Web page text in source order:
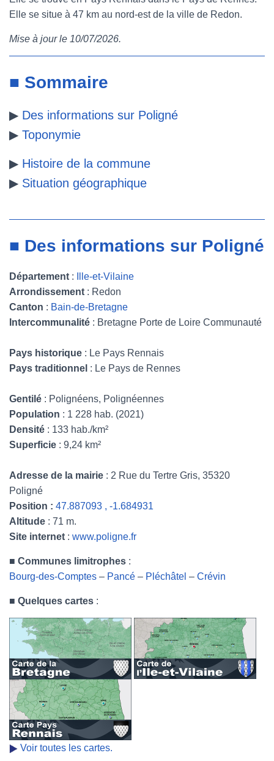
e
b
o
k
t
t
r
t
e
e
s
b
Elle se situe à 47 km au nord-est de la ville de Redon.
Mise à jour le 10/07/2026.
■ Sommaire
▶ Des informations sur Poligné
▶ Toponymie
▶ Histoire de la commune
▶ Situation géographique
■ Des informations sur Poligné
Département :
Ille-et-Vilaine
Arrondissement : Redon
Canton : Bain-de-Bretagne
Intercommunalité : Bretagne Porte de Loire Communauté
Pays historique : Le Pays Rennais
Pays traditionnel : Le Pays de Rennes
Gentilé : Polignéens, Polignéennes
Population : 1 228 hab. (2021)
Densité : 133 hab./km²
Superficie : 9,24 km²
Adresse de la mairie : 2 Rue du Tertre Gris, 35320
Poligné
Position : 47.887093 , -1.684931
Altitude : 71 m.
Site internet : www.poligne.fr
■ Communes limitrophes :
Bourg-des-Comptes – Pancé – Pléchâtel – Crévin
■ Quelques cartes :
Voir toutes les cartes.